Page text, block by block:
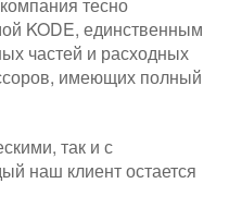
KODE, единственным
частей и расходных
имеющих полный
так и с
наш клиент остается